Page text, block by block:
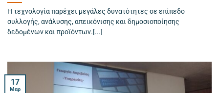
Η τεχνολογία παρέχει μεγάλες δυνατότητες σε επίπεδο
συλλογής, ανάλυσης, απεικόνισης και δημοσιοποίησης
δεδομένων και προϊόντων.[...]
17
Μαρ